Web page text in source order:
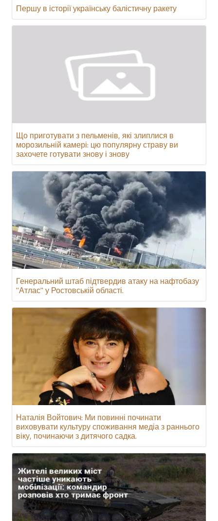
Першу в історії українську балістичну ракету
Що приготувати з пельменів, які злиплися в
морозильній камері: цю популярну страву ви
захочете готувати знову і знову
Генеральний штаб підтвердив атаку на нафтобазу
"Атлас" у Ростовській області.
Наталія Войтович: Ми повинні починати
виховувати культуру споживання медіа з раннього
віку, починаючи з дитячого садка.